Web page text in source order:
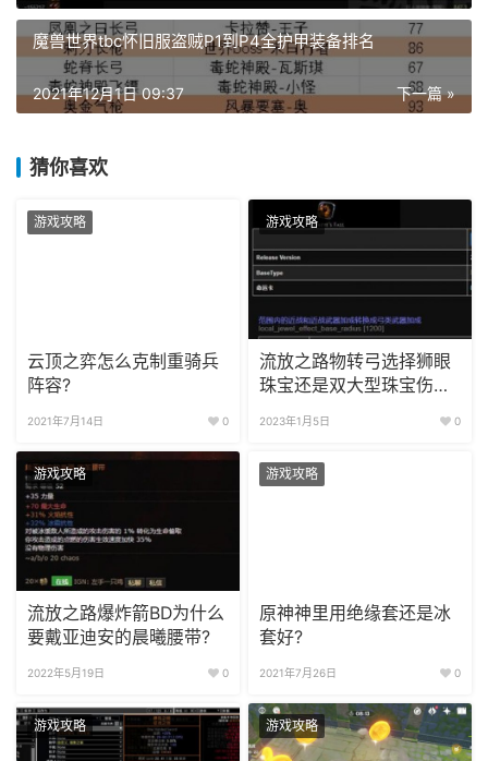
魔兽世界tbc怀旧服盗贼P1到P4全护甲装备排名
下一篇 »
2021年12月1日 09:37
猜你喜欢
游戏攻略
云顶之弈怎么克制重骑兵
阵容?
2021年7月14日 0
游戏攻略
流放之路物转弓选择狮眼
珠宝还是双大型珠宝伤害
2023年1月5日 0
游戏攻略
流放之路爆炸箭BD为什么
要戴亚迪安的晨曦腰带?
2022年5月19日 0
游戏攻略
原神神里用绝缘套还是冰
套好?
2021年7月26日 0
游戏攻略 游戏攻略